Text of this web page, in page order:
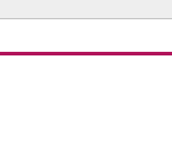
離婚裁判
モラハラ